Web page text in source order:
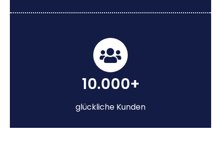
10.000+
glückliche Kunden